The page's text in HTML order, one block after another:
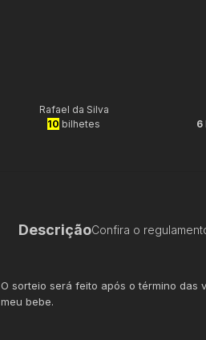
Rafael da Silva
10 bilhetes
6
DescriçãoConfira o
O sorteio será feito após o término das
meu bebe.